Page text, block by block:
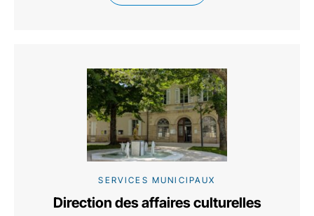
SERVICES MUNICIPAUX
Direction des affaires culturelles